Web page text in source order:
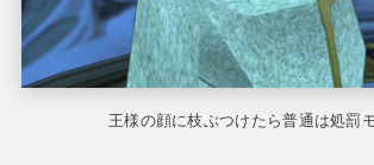
王様の顔に枝ぶつけたら普通は処罰